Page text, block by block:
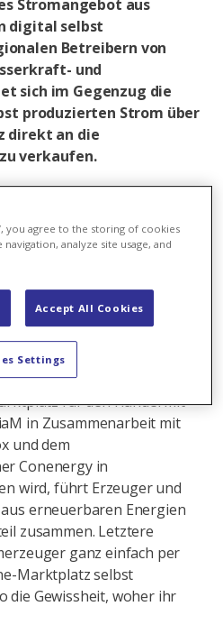
Stromangebot aus
digital selbst
Betreibern von
und
sich im Gegenzug die
produzierten Strom über
direkt an die
verkaufen.
Jahr 2021 die finanzielle
sich private Produzenten,
Abnehmer für den in
Strom zu finden, um sich
Subventionen langfristig
für den Handel mit
in Zusammenarbeit mit
und dem
Conenergy in
wird, führt Erzeuger und
erneuerbaren Energien
zusammen. Letztere
ganz einfach per
Marktplatz selbst
die Gewissheit, woher ihr
you agree to the storing of cookies
analyze site usage, and
Accept All Cookies
Settings